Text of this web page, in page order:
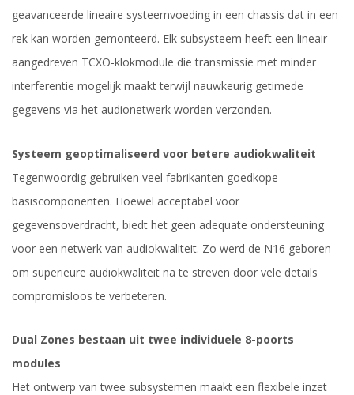
geavanceerde lineaire systeemvoeding in een chassis dat in een
rek kan worden gemonteerd. Elk subsysteem heeft een lineair
aangedreven TCXO-klokmodule die transmissie met minder
interferentie mogelijk maakt terwijl nauwkeurig getimede
gegevens via het audionetwerk worden verzonden.
Systeem geoptimaliseerd voor betere audiokwaliteit
Tegenwoordig gebruiken veel fabrikanten goedkope
basiscomponenten. Hoewel acceptabel voor
gegevensoverdracht, biedt het geen adequate ondersteuning
voor een netwerk van audiokwaliteit. Zo werd de N16 geboren
om superieure audiokwaliteit na te streven door vele details
compromisloos te verbeteren.
Dual Zones bestaan uit twee individuele 8-poorts
modules
Het ontwerp van twee subsystemen maakt een flexibele inzet